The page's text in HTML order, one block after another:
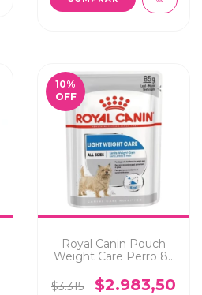
10%
OFF
Royal Canin Pouch
Weight Care Perro 85
$3.315
$2.983,50